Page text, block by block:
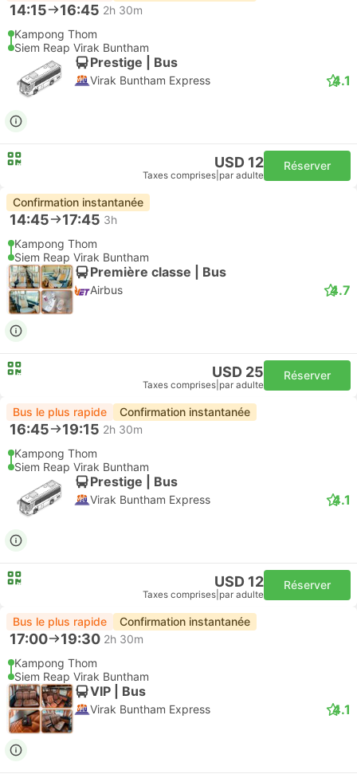
14:15 16:45 2h 30m
Kampong Thom
Siem Reap Virak Buntham
Prestige | Bus
Virak Buntham Express 4.1
USD 12
Taxes comprises par adulte
Réserver
Confirmation instantanée
14:45 17:45 3h
Kampong Thom
Siem Reap Virak Buntham
Première classe | Bus
Airbus 4.7
USD 25
Taxes comprises par adulte
Réserver
Bus le plus rapide Confirmation instantanée
16:45 19:15 2h 30m
Kampong Thom
Siem Reap Virak Buntham
Prestige | Bus
Virak Buntham Express 4.1
USD 12
Taxes comprises par adulte
Réserver
Bus le plus rapide Confirmation instantanée
17:00 19:30 2h 30m
Kampong Thom
Siem Reap Virak Buntham
VIP | Bus
Virak Buntham Express 4.1